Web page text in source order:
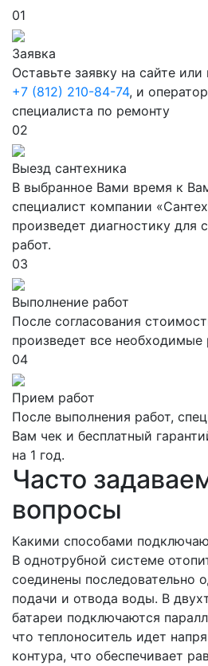
01
Заявка
Оставьте заявку на сайте
+7 (812) 210-84-74, и
специалиста по ремонту
02
Выезд сантехника
В выбранное Вами время к
специалист компании
произведет диагностику для
работ.
03
Выполнение работ
После согласования
произведет все необходимые
04
Прием работ
После выполнения работ,
Вам чек и бесплатный
на 1 год.
Часто
вопросы
Какими способами
В однотрубной системе
соединены последовательно
подачи и отвода воды. В
батареи подключаются
что теплоноситель идет
контура, что обеспечивает